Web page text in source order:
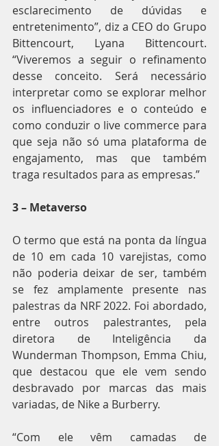
esclarecimento de dúvidas e
entretenimento”, diz a CEO do Grupo
Bittencourt, Lyana Bittencourt.
“Viveremos a seguir o refinamento
desse conceito. Será necessário
interpretar como se explorar melhor
os influenciadores e o conteúdo e
como conduzir o live commerce para
que seja não só uma plataforma de
engajamento, mas que também
traga resultados para as empresas.”
3 – Metaverso
O termo que está na ponta da língua
de 10 em cada 10 varejistas, como
não poderia deixar de ser, também
se fez amplamente presente nas
palestras da NRF 2022. Foi abordado,
entre outros palestrantes, pela
diretora de Inteligência da
Wunderman Thompson, Emma Chiu,
que destacou que ele vem sendo
desbravado por marcas das mais
variadas, de Nike a Burberry.
“Com ele vêm camadas de